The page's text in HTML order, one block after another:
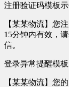
注册验证码模板示
【某某物流】您
15分钟内有效，
信。
登录异常提醒模板
【某某物流】您